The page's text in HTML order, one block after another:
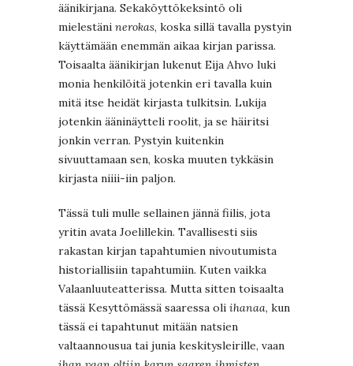
äänikirjana. Sekaköyttökeksintö oli
mielestäni nerokas, koska sillä tavalla pystyin
käyttämään enemmän aikaa kirjan parissa.
Toisaalta äänikirjan lukenut Eija Ahvo luki
monia henkilöitä jotenkin eri tavalla kuin
mitä itse heidät kirjasta tulkitsin. Lukija
jotenkin ääninäytteli roolit, ja se häiritsi
jonkin verran. Pystyin kuitenkin
sivuuttamaan sen, koska muuten tykkäsin
kirjasta niiii-iin paljon.
Tässä tuli mulle sellainen jännä fiilis, jota
yritin avata Joelillekin. Tavallisesti siis
rakastan kirjan tapahtumien nivoutumista
historiallisiin tapahtumiin. Kuten vaikka
Valaanluuteatterissa. Mutta sitten toisaalta
tässä Kesyttömässä saaressa oli ihanaa, kun
tässä ei tapahtunut mitään natsien
valtaannousua tai junia keskitysleirille, vaan